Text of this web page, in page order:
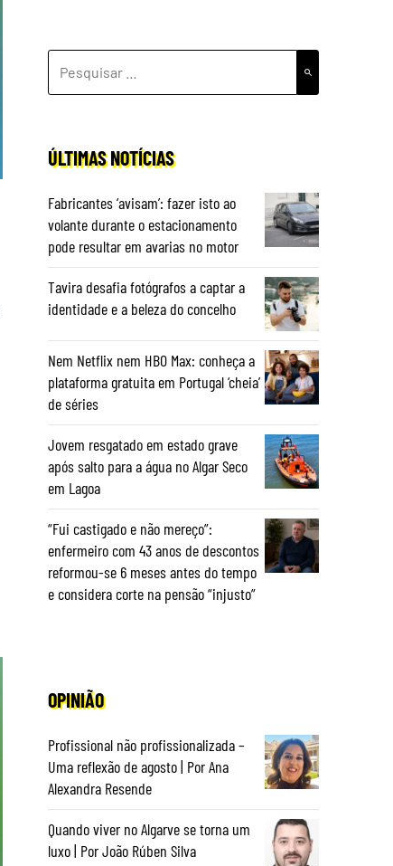
POR:
ÚLTIMAS NOTÍCIAS
Fabricantes ‘avisam’: fazer isto ao
volante durante o estacionamento
pode resultar em avarias no motor
Tavira desafia fotógrafos a captar a
identidade e a beleza do concelho
Nem Netflix nem HBO Max: conheça a
plataforma gratuita em Portugal ‘cheia’
de séries
Jovem resgatado em estado grave
após salto para a água no Algar Seco
em Lagoa
“Fui castigado e não mereço”:
enfermeiro com 43 anos de descontos
reformou-se 6 meses antes do tempo
e considera corte na pensão “injusto”
OPINIÃO
Profissional não profissionalizada –
Uma reflexão de agosto | Por Ana
Alexandra Resende
Quando viver no Algarve se torna um
luxo | Por João Rúben Silva